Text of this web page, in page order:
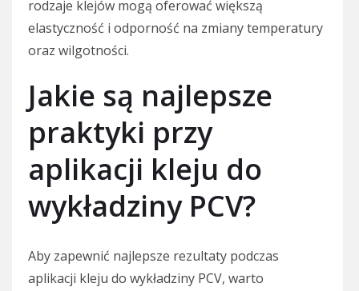
rodzaje klejów mogą oferować większą
elastyczność i odporność na zmiany temperatury
oraz wilgotności.
Jakie są najlepsze
praktyki przy
aplikacji kleju do
wykładziny PCV?
Aby zapewnić najlepsze rezultaty podczas
aplikacji kleju do wykładziny PCV, warto